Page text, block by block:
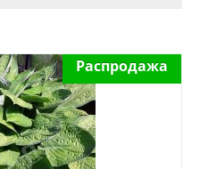
Распродажа